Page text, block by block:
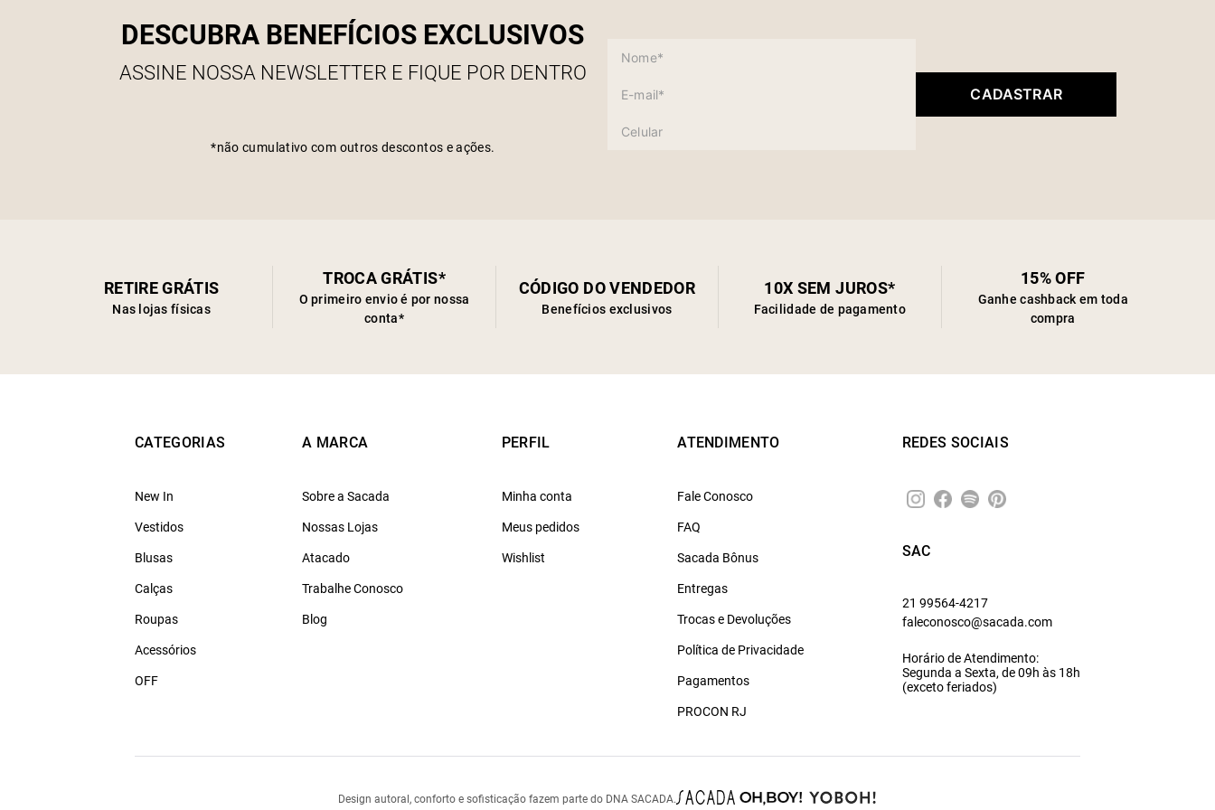
DESCUBRA BENEFÍCIOS EXCLUSIVOS
ASSINE NOSSA NEWSLETTER E FIQUE POR DENTRO
*não cumulativo com outros descontos e ações.
CADASTRAR
RETIRE GRÁTIS
Nas lojas físicas
TROCA GRÁTIS*
O primeiro envio é por nossa
conta*
CÓDIGO DO VENDEDOR
Benefícios exclusivos
10X SEM JUROS*
Facilidade de pagamento
15% OFF
Ganhe cashback em toda
compra
CATEGORIAS
New In
Vestidos
Blusas
Calças
Roupas
Acessórios
OFF
A MARCA
Sobre a Sacada
Nossas Lojas
Atacado
Trabalhe Conosco
Blog
PERFIL
Minha conta
Meus pedidos
Wishlist
ATENDIMENTO
Fale Conosco
FAQ
Sacada Bônus
Entregas
Trocas e Devoluções
Política de Privacidade
Pagamentos
PROCON RJ
REDES SOCIAIS
SAC
21 99564-4217
faleconosco@sacada.com
Horário de Atendimento:
Segunda a Sexta, de 09h às 18h
(exceto feriados)
Design autoral, conforto e sofisticação fazem parte do DNA SACADA.